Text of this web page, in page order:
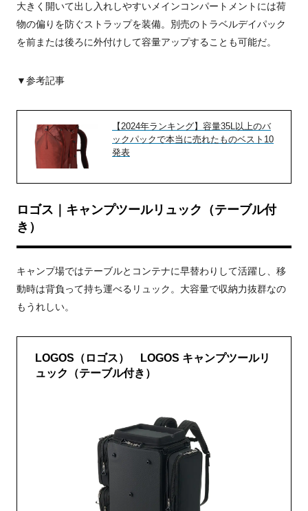
大きく開いて出し入れしやすいメインコンパートメントには荷
物の偏りを防ぐストラップを装備。別売のトラベルデイパック
を前または後ろに外付けして容量アップすることも可能だ。
▼参考記事
【2024年ランキング】容量35L以上のバ
ックパックで本当に売れたものベスト10
発表
ロゴス｜キャンプツールリュック（テーブル付
き）
キャンプ場ではテーブルとコンテナに早替わりして活躍し、移
動時は背負って持ち運べるリュック。大容量で収納力抜群なの
もうれしい。
LOGOS（ロゴス） LOGOS キャンプツールリ
ュック（テーブル付き）